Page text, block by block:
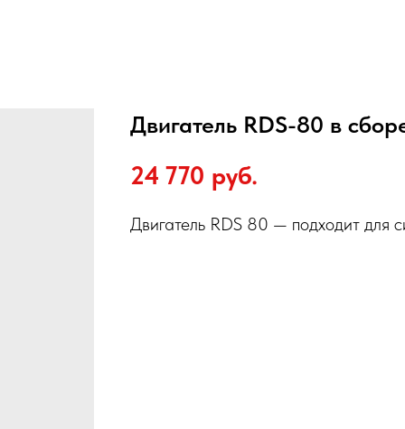
Двигатель RDS-80 в
24 770 руб.
Двигатель RDS 80 — подходит для